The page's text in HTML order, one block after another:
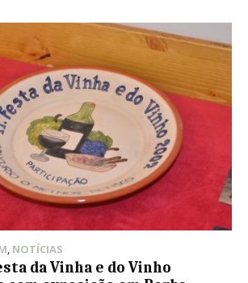
, NOTÍCIAS
da Vinha e do Vinho